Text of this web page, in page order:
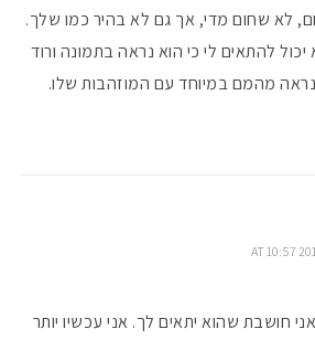
לא שחום מדי, אך גם לא בהיר כמו שלך.
להתאים לי כי הוא נראה בתמונה ורוד
מהמם במיוחד עם המוזהבות שלו.
חושבת שהוא יתאים לך. אני עכשיו יותר